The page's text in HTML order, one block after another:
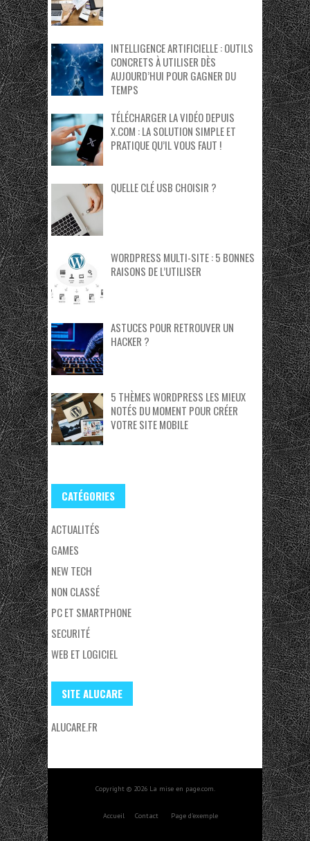
INTELLIGENCE ARTIFICIELLE : OUTILS
CONCRETS À UTILISER DÈS
AUJOURD’HUI POUR GAGNER DU
TEMPS
TÉLÉCHARGER LA VIDÉO DEPUIS
X.COM : LA SOLUTION SIMPLE ET
PRATIQUE QU’IL VOUS FAUT !
QUELLE CLÉ USB CHOISIR ?
WORDPRESS MULTI-SITE : 5 BONNES
RAISONS DE L’UTILISER
ASTUCES POUR RETROUVER UN
HACKER ?
5 THÈMES WORDPRESS LES MIEUX
NOTÉS DU MOMENT POUR CRÉER
VOTRE SITE MOBILE
CATÉGORIES
ACTUALITÉS
GAMES
NEW TECH
NON CLASSÉ
PC ET SMARTPHONE
SECURITÉ
WEB ET LOGICIEL
SITE ALUCARE
ALUCARE.FR
Copyright © 2026 La mise en page.com.
Accueil Contact Page d’exemple